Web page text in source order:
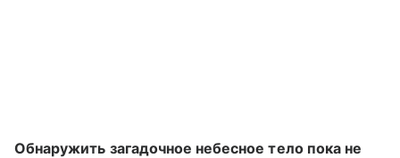
Обнаружить загадочное небесное тело пока не